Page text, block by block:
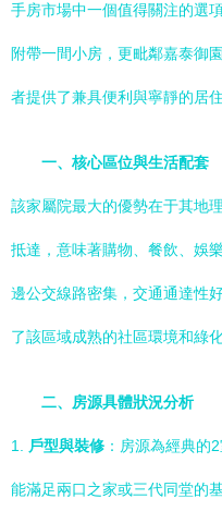
手房市場中一個值得關注的選
附帶一間小房，更毗鄰嘉泰御
者提供了兼具便利與寧靜的居住
一、核心區位與生活配套
該家屬院最大的優勢在于其地
抵達，意味著購物、餐飲、娛
邊公交線路密集，交通通達性
了該區域成熟的社區環境和綠
二、房源具體狀況分析
1. 戶型與裝修 ：房源為經典的
能滿足兩口之家或三代同堂的